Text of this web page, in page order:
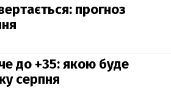
прогноз
до +35: якою буде
серпня